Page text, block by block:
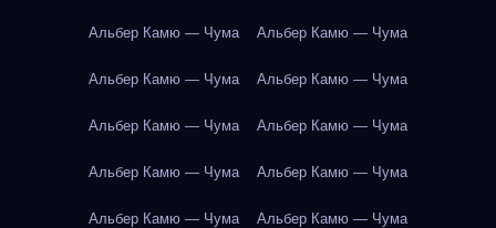
Альбер Камю — Чума Альбер Камю — Чума
Альбер Камю — Чума Альбер Камю — Чума
Альбер Камю — Чума Альбер Камю — Чума
Альбер Камю — Чума Альбер Камю — Чума
Альбер Камю — Чума Альбер Камю — Чума